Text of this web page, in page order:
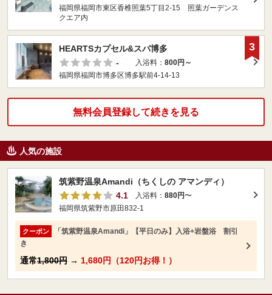
福岡県福岡市東区香椎照葉5丁目2-15 照葉ガーデンス
クエア内
HEARTSカプセル&スパ博多
-
入浴料： 800円～
福岡県福岡市博多区博多駅前4-14-13
3
無料会員登録して続きを見る
人気の施設
筑紫野温泉Amandi（ちくしの アマンディ）
4.1
入浴料： 880円〜
福岡県筑紫野市原田832-1
クーポン
「筑紫野温泉Amandi」【平日のみ】入浴+岩盤浴 割引
き
通常1,800円 → 1,680円（120円お得！）